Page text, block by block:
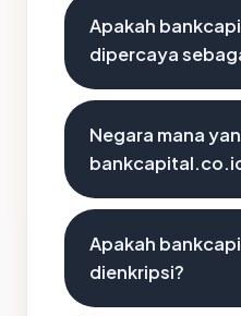
Apakah
dipercaya
Negara mana
Apakah
dienkripsi?